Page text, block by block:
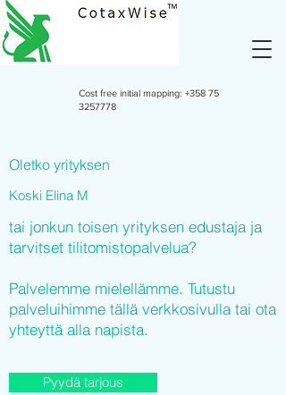
Cost free initial mapping: +358 75
3257778
Oletko yrityksen
Koski Elina M
tai jonkun toisen yrityksen edustaja ja
tarvitset tilitomistopalvelua?
Palvelemme mielellämme. Tutustu
palveluihimme tällä verkkosivulla tai ota
yhteyttä alla napista.
Pyydä tarjous